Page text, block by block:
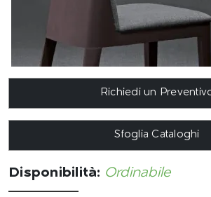
Richiedi un
Sfoglia Cataloghi
Disponibilità: Ordinabile